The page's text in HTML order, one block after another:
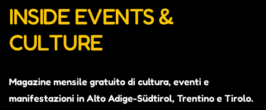
INSIDE EVENTS &
CULTURE
Magazine mensile gratuito di cultura, eventi e
manifestazioni in Alto Adige-Südtirol, Trentino e Tirolo.